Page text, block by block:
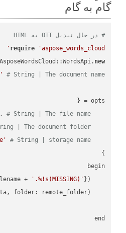
گام به گام
# در حال تبدیل OTT به HTML
require
'aspose_words_cloud'
new
# String | The document name.
    filename:
, # String | The file name.
    folder:
| The document folder.
    storage_name:
# String | storage name.
+
'.%!s(MISSING)'